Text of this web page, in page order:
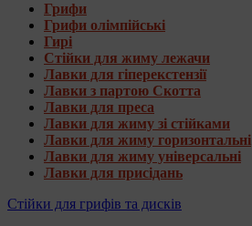
Грифи
Грифи олімпійські
Гирі
Стійки для жиму лежачи
Лавки для гіперекстензії
Лавки з партою Скотта
Лавки для преса
Лавки для жиму зі стійками
Лавки для жиму горизонтальні
Лавки для жиму універсальні
Лавки для присідань
Стійки для грифів та дисків